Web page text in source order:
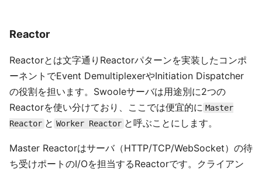
Reactor
Reactorとは文字通りReactorパターンを実装したコンポ
ーネントでEvent DemultiplexerやInitiation Dispatcher
の役割を担います。Swooleサーバは用途別に2つの
Reactorを使い分けており、ここでは便宜的に Master
Reactor と Worker Reactor と呼ぶことにします。
Master Reactorはサーバ（HTTP/TCP/WebSocket）の待
ち受けポートのI/Oを担当するReactorです。クライアン